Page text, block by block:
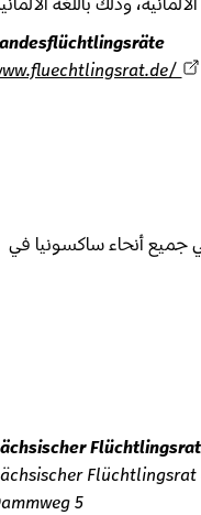
Landesflüchtlingsräte
www.fluechtlingsrat.de/
أنحاء ساكسونيا في
Sächsischer
Sächsischer Flüchtlingsrat
Dammweg 5